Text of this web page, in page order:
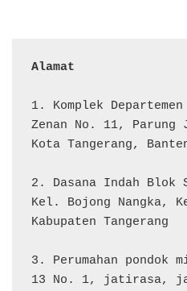
Alamat
1. Komplek
Zenan No. 11, Parung
Kota Tangerang,
2. Dasana Indah Blok
Kel. Bojong Nangka,
Kabupaten Tangerang
3. Perumahan
13 No. 1, jatirasa,